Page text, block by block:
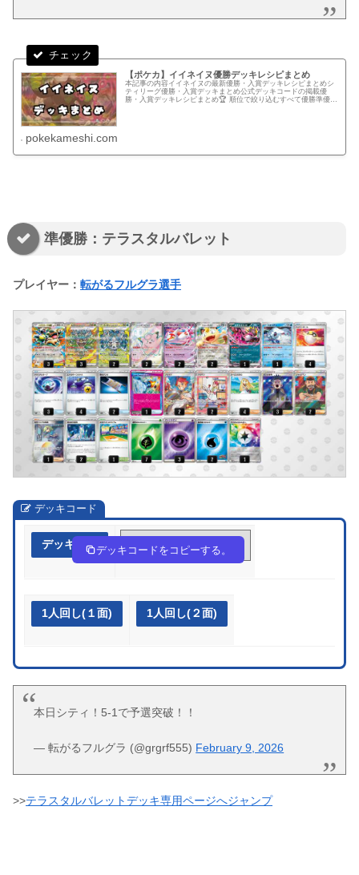
【ポケカ】イイネイヌ優勝デッキレシピまとめ
本記事の内容イイネイヌの最新優勝・入賞デッキレシピまとめシ
ティリーグ優勝・入賞デッキまとめ公式デッキコードの掲載優
勝・入賞デッキレシピまとめ🏆 順位で絞り込むすべて優勝準優勝
pokekameshi.com
準優勝：テラスタルバレット
プレイヤー： 転がるフルグラ選手
デッキコード
デッキ作成 yppypp-Bi6LQj-p3RyyM
デッキコードをコピーする。
1人回し(１面) 1人回し(２面)
本日シティ！5-1で予選突破！！
— 転がるフルグラ (@grgrf555) February 9, 2026
>>テラスタルバレットデッキ専用ページへジャンプ